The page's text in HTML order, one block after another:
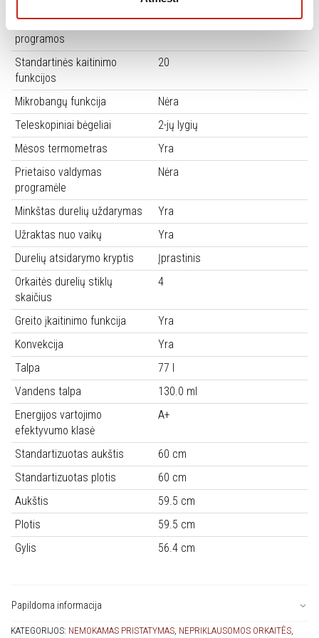
Automatinės kepimo
programos
22
Standartinės kaitinimo
funkcijos
20
Mikrobangų funkcija
Nėra
Teleskopiniai bėgeliai
2-jų lygių
Mėsos termometras
Yra
Prietaiso valdymas
programėle
Nėra
Minkštas durelių uždarymas
Yra
Užraktas nuo vaikų
Yra
Durelių atsidarymo kryptis
Įprastinis
Orkaitės durelių stiklų
skaičius
4
Greito įkaitinimo funkcija
Yra
Konvekcija
Yra
Talpa
77 l
Vandens talpa
130.0 ml
Energijos vartojimo
efektyvumo klasė
A+
Standartizuotas aukštis
60 cm
Standartizuotas plotis
60 cm
Aukštis
59.5 cm
Plotis
59.5 cm
Gylis
56.4 cm
Papildoma informacija
KATEGORIJOS: NEMOKAMAS PRISTATYMAS, NEPRIKLAUSOMOS ORKAITĖS,